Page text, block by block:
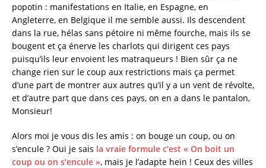
popotin : manifestations en Italie, en Espagne, en
Angleterre, en Belgique il me semble aussi. Ils descendent
dans la rue, hélas sans pétoire ni même fourche, mais ils se
bougent et ça énerve les charlots qui dirigent ces pays
puisqu’ils leur envoient les matraqueurs ! Bien sûr ça ne
change rien sur le coup aux restrictions mais ça permet
d’une part de montrer aux autres qu’il y a un vent de révolte,
et d’autre part que dans ces pays, on en a dans le pantalon,
Monsieur!
Alors moi je vous dis les amis : on bouge un coup, ou on
s’encule ? Oui je sais la vraie formule c’est « On boit un
coup ou on s’encule », mais je l’adapte hein ! Ceux des villes